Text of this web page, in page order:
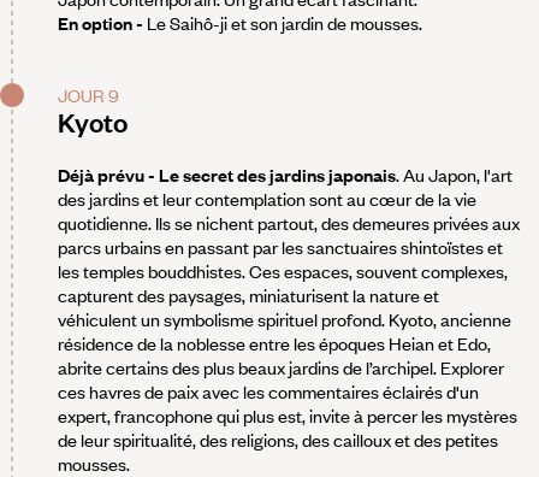
En option - Le Saihô-ji et son jardin de mousses.
JOUR 9
Kyoto
Déjà prévu - Le secret des jardins japonais. Au Japon, l'art
des jardins et leur contemplation sont au cœur de la vie
quotidienne. Ils se nichent partout, des demeures privées aux
parcs urbains en passant par les sanctuaires shintoïstes et
les temples bouddhistes. Ces espaces, souvent complexes,
capturent des paysages, miniaturisent la nature et
véhiculent un symbolisme spirituel profond. Kyoto, ancienne
résidence de la noblesse entre les époques Heian et Edo,
abrite certains des plus beaux jardins de l’archipel. Explorer
ces havres de paix avec les commentaires éclairés d'un
expert, francophone qui plus est, invite à percer les mystères
de leur spiritualité, des religions, des cailloux et des petites
mousses.